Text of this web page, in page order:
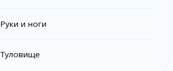
Руки и ноги
Туловище